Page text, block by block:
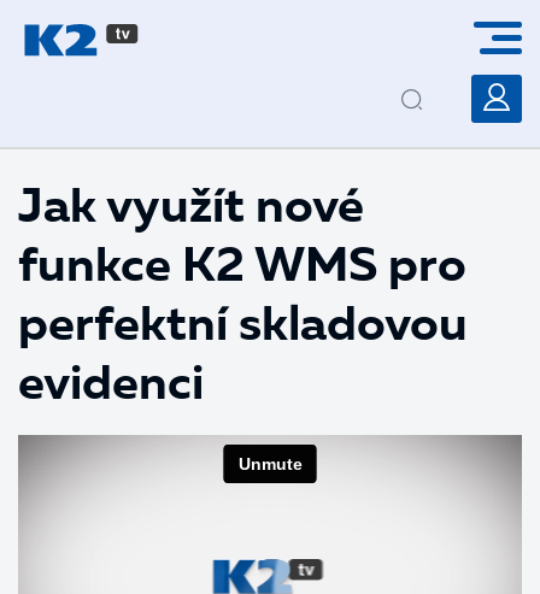
Jak využít nové
funkce K2 WMS pro
perfektní skladovou
evidenci